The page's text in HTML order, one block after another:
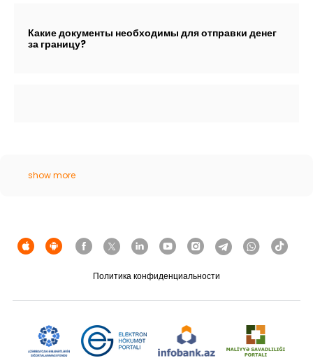
Какие документы необходимы для отправки денег
за границу?
show more
Политика конфиденциальности